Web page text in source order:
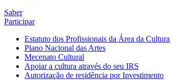
Saber
Participar
Estatuto dos Profissionais da Área da Cultura
Plano Nacional das Artes
Mecenato Cultural
Apoiar a cultura através do seu IRS
Autorização de residência por Investimento